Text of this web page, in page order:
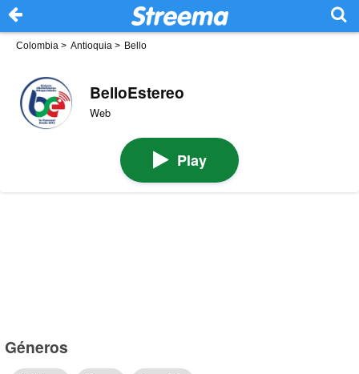
Colombia > Antioquia > Bello
BelloEstereo
Web
Play
Géneros